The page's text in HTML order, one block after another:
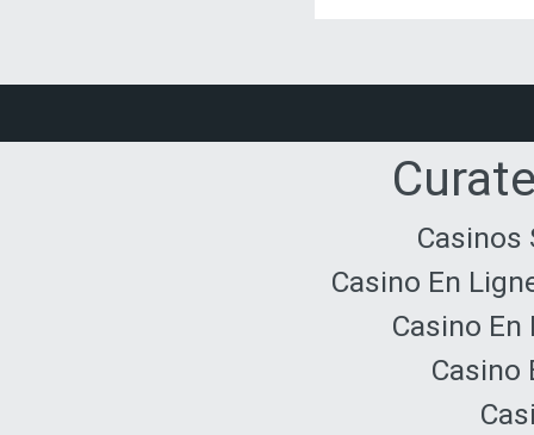
Casinos
Casino En
Casino En
Casino